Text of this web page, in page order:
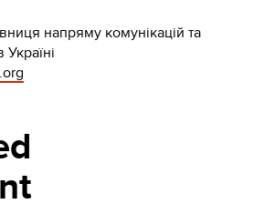
напряму комунікацій та